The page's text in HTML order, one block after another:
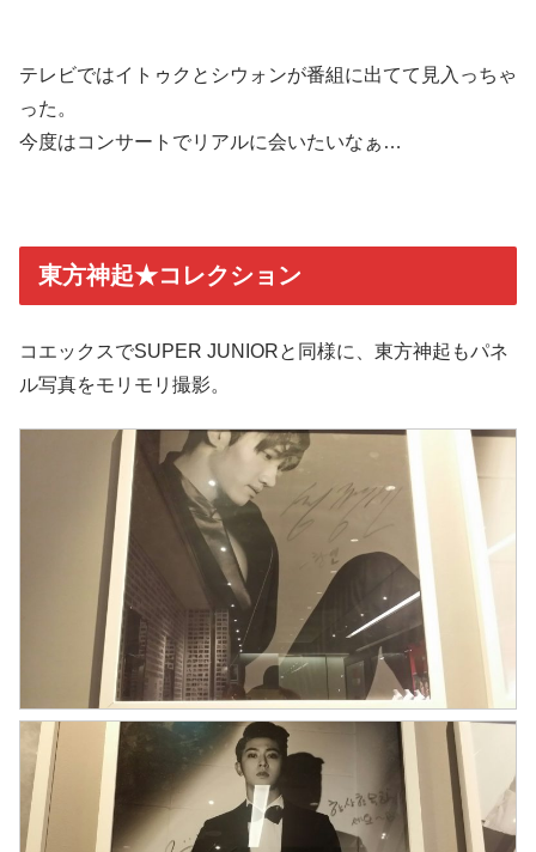
テレビではイトゥクとシウォンが番組に出てて見入っちゃ
った。
今度はコンサートでリアルに会いたいなぁ…
東方神起★コレクション
コエックスでSUPER JUNIORと同様に、東方神起もパネ
ル写真をモリモリ撮影。